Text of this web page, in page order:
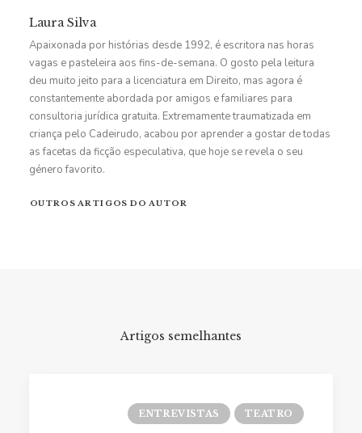
Laura Silva
Apaixonada por histórias desde 1992, é escritora nas horas
vagas e pasteleira aos fins-de-semana. O gosto pela leitura
deu muito jeito para a licenciatura em Direito, mas agora é
constantemente abordada por amigos e familiares para
consultoria jurídica gratuita. Extremamente traumatizada em
criança pelo Cadeirudo, acabou por aprender a gostar de todas
as facetas da ficção especulativa, que hoje se revela o seu
género favorito.
OUTROS ARTIGOS DO AUTOR
Artigos semelhantes
ENTREVISTAS TEATRO